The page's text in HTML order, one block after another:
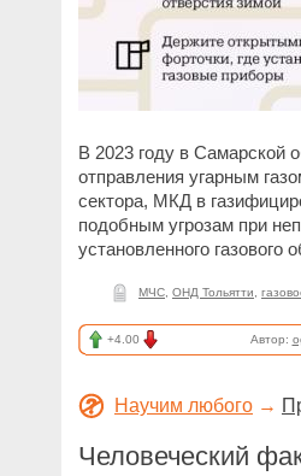
В 2023 году в Самарской
отправления угарным
сектора, МКД в
подобным угрозам при
установленного газового
МЧС ОНД Тольятти
+4.00 Автор:
Научим любого →
Человеческий